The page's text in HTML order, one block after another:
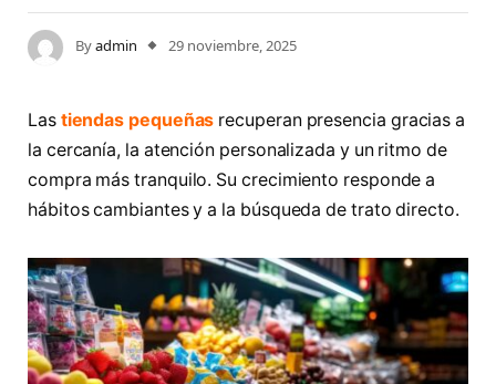
Byadmin 29 noviembre, 2025
Las tiendas pequeñas recuperan presencia gracias a
la cercanía, la atención personalizada y un ritmo de
compra más tranquilo. Su crecimiento responde a
hábitos cambiantes y a la búsqueda de trato directo.